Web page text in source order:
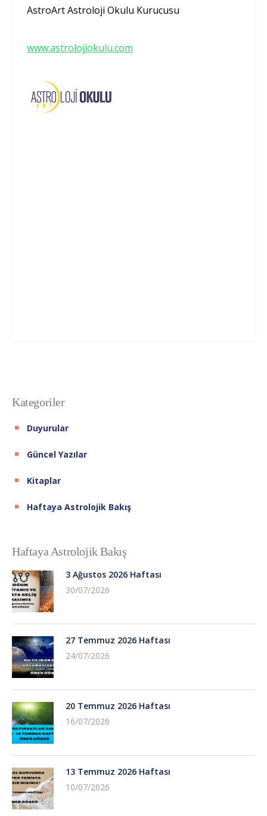
AstroArt Astroloji Okulu Kurucusu
www.astrolojiokulu.com
Kategoriler
Duyurular
Güncel Yazılar
Kitaplar
Haftaya Astrolojik Bakış
Haftaya Astrolojik Bakış
3 Ağustos 2026 Haftası
30/07/2026
27 Temmuz 2026 Haftası
24/07/2026
20 Temmuz 2026 Haftası
16/07/2026
13 Temmuz 2026 Haftası
10/07/2026